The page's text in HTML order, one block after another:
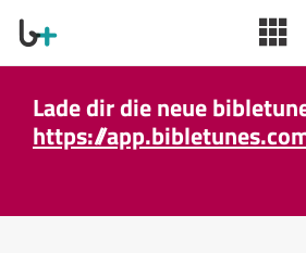
Lade dir die neue
https://